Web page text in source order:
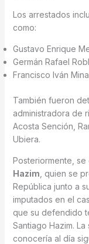
Los arrestados
como:
Gustavo Enrique
Germán Rafael
Francisco Iván
También fueron
administradora de
Acosta Sención,
Ubiera.
Posteriormente,
Hazim , quien se
República junto a
imputados en el
que su defendido
Santiago Hazim.
conocería al día